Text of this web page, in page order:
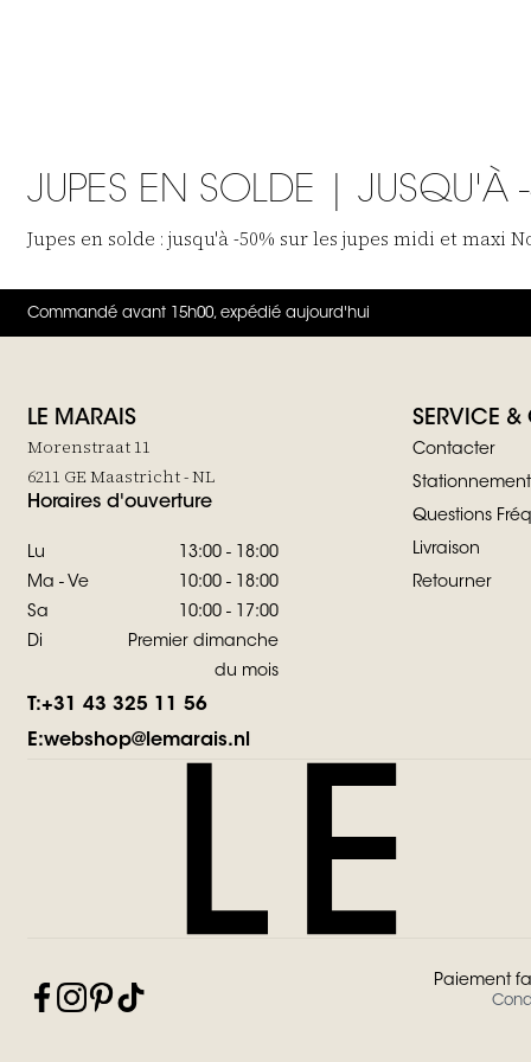
JUPES EN SOLDE | JUSQU'À
Jupes en solde : jusqu'à -50% sur les jupes midi et maxi
Commandé avant 15h00, expédié aujourd'hui
LE MARAIS
Morenstraat 11
6211 GE Maastricht - NL
Horaires d'ouverture
Lu
13:00 - 18:00
Ma - Ve
10:00 - 18:00
Sa
10:00 - 17:00
Di
Premier dimanche
du mois
T:+31 43 325 11 56
E:webshop@lemarais.nl
SERVICE &
Contacter
Stationnement
Questions
Livraison
Retourner
Paiement